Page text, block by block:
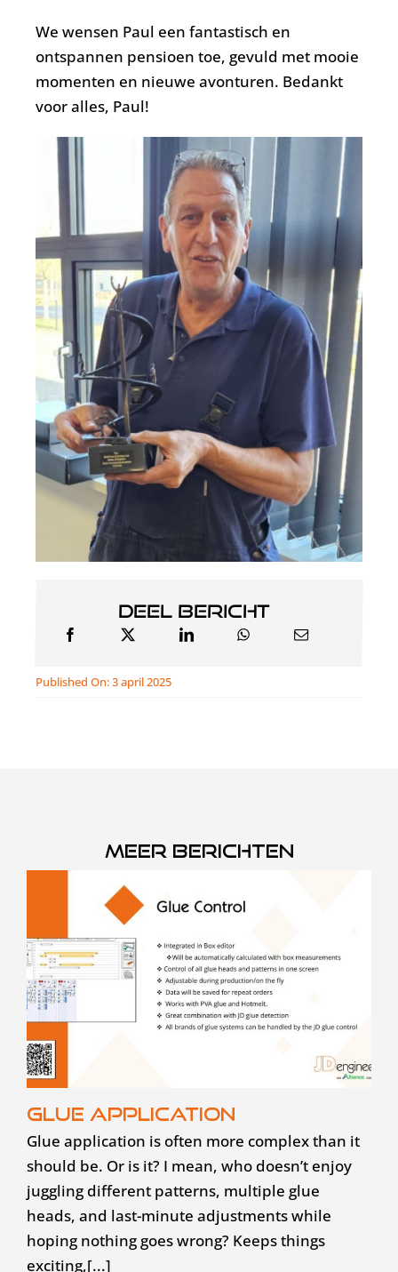
We wensen Paul een fantastisch en
ontspannen pensioen toe, gevuld met mooie
momenten en nieuwe avonturen. Bedankt
voor alles, Paul!
Deel bericht
Published On: 3 april 2025
Meer berichten
Glue application
Glue application is often more complex than it
should be. Or is it? I mean, who doesn’t enjoy
juggling different patterns, multiple glue
heads, and last-minute adjustments while
hoping nothing goes wrong? Keeps things
exciting,[...]